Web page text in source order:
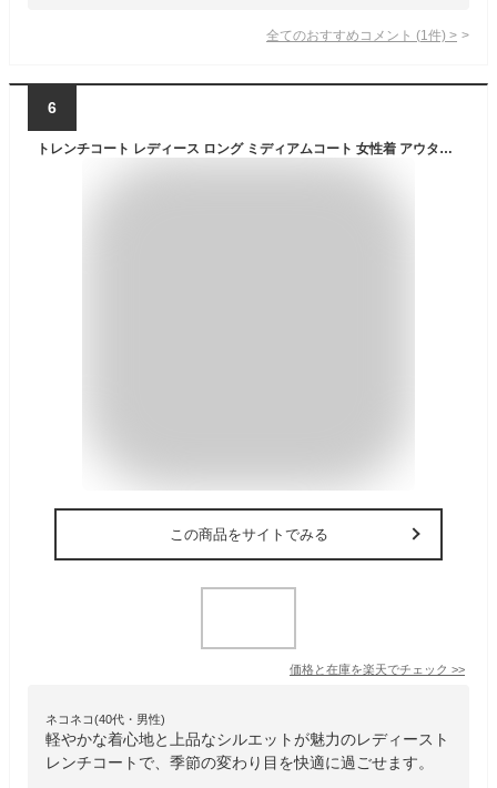
全てのおすすめコメント (1 件) >
6
トレンチコート レディース ロング ミディアムコート 女性着 アウター 春服 秋服 通勤 通学 旅行 Pコート 開襟 シンプル 着痩せ 防寒 防風 暖かい スプリングコート 上品 20代 30代 40代 50代 きれいめ 無地 アウトドア カジュアル ファッション 雰囲気
この商品をサイトでみる
価格と在庫を楽天でチェック >>
ネコネコ(40代・男性)
軽やかな着心地と上品なシルエットが魅力のレディースト
レンチコートで、季節の変わり目を快適に過ごせます。